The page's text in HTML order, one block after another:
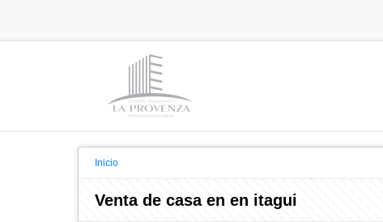
Inicio
Venta de casa en en itagui